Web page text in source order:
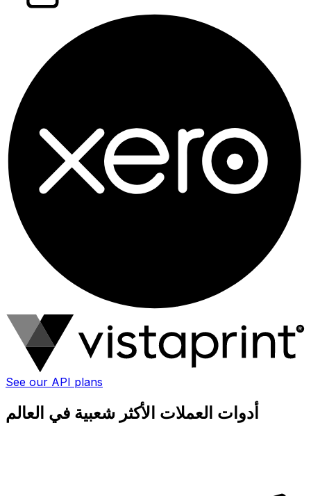
See our API plans
أدوات العملات الأكثر شعبية في العالم